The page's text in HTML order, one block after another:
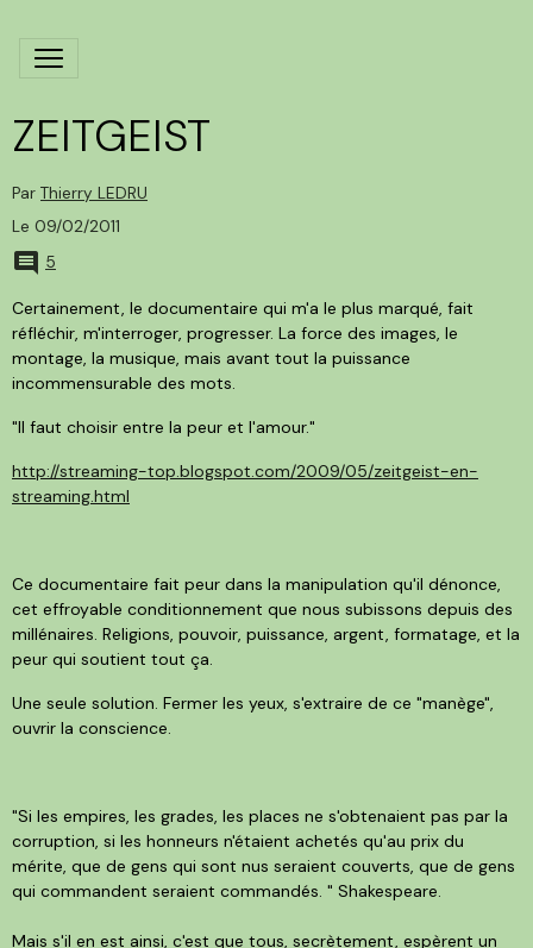
ZEITGEIST
Par Thierry LEDRU
Le 09/02/2011
5
Certainement, le documentaire qui m'a le plus marqué, fait
réfléchir, m'interroger, progresser. La force des images, le
montage, la musique, mais avant tout la puissance
incommensurable des mots.
"Il faut choisir entre la peur et l'amour."
http://streaming-top.blogspot.com/2009/05/zeitgeist-en-
streaming.html
Ce documentaire fait peur dans la manipulation qu'il dénonce,
cet effroyable conditionnement que nous subissons depuis des
millénaires. Religions, pouvoir, puissance, argent, formatage, et la
peur qui soutient tout ça.
Une seule solution. Fermer les yeux, s'extraire de ce "manège",
ouvrir la conscience.
"Si les empires, les grades, les places ne s'obtenaient pas par la
corruption, si les honneurs n'étaient achetés qu'au prix du
mérite, que de gens qui sont nus seraient couverts, que de gens
qui commandent seraient commandés. " Shakespeare.
Mais s'il en est ainsi, c'est que tous, secrètement, espèrent un